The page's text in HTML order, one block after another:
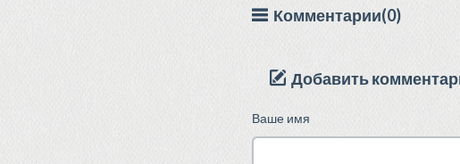
Комментарии(0)
Добавить
Ваше имя